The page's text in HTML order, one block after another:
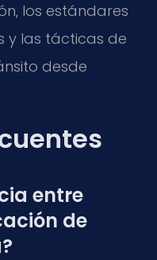
los estándares
y las tácticas de
desde
entre
de